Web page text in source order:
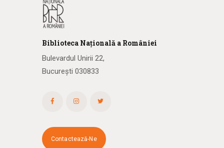
Biblioteca Națională a României
Bulevardul Unirii 22,
București 030833
Contactează-Ne